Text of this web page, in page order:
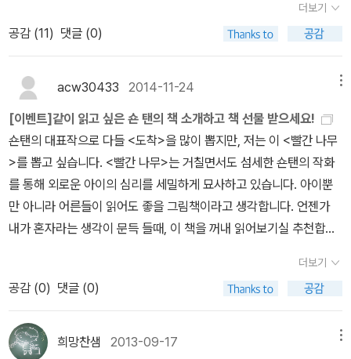
을 모아서 엮은 책이다.한번쯤 읽어봤던 책들도 있고, 처음 접하는 책
들도 있다.이런 류(?)의 책들은 대부분 읽다보면 책소개 느낌이 많이
드는데 이 책은 그런 느낌보다는 정말 위로가 되는 느낌이 든다.(물론
언급되었던 책들은 꼭 읽어보고 싶어진다)내가 읽었을 때의 느낌과
저자가 처방전으로 내어놓았을 때가 참 많이 다르다.놓치고 있었던
면도 있고, 이렇게 생각할 수도 있구나 감탄하게도 된다.고민이 없는
사람도 있을까? 고민할 수록 더 큰 고민이 될 때가 많아서 나는 묻어
두는 편이다.에디터C에게 고민을 털어놓은 대부분은 나도 공감하는
혹은 예전에 고민이 되었던 그런 고민들이다.사람 사는게 별반 다르
지 않구나, 나만 그런게 아니구나...'빨강머리앤이 하는 말'에서 읽었
던 그 구절이 또한번 와 닿는 순간들이었다.고민과 그 고민에 대한 처
방전으로 그림책을 추천하는 정도였다면 이 책이 이렇게까지 마음에
남아있지는 않을 것이다.그건, 적어도 나보다는 어린(그렇다고 세상
주니독자 역시 무장해제되는 것은 아니었을까?'인간이 언제 위로받
는 줄 알아?쟤도 나처럼 힘들구나! 바로 비극의 보편성을 느낄 때
더보기
공감 (11) 댓글 (0)
acw30433 2014-11-24
[이벤트]같이 읽고 싶은 숀 탠의 책 소개하고 책 선물 받으세요!
숀탠의 대표작으로 다들 <도착>을 많이 뽑지만, 저는 이 <빨간 나무
>를 뽑고 싶습니다. <빨간 나무>는 거칠면서도 섬세한 숀탠의 작화
를 통해 외로운 아이의 심리를 세밀하게 묘사하고 있습니다. 아이뿐
만 아니라 어른들이 읽어도 좋을 그림책이라고 생각합니다. 언젠가
내가 혼자라는 생각이 문득 들때, 이 책을 꺼내 읽어보기실 추천합니
더보기
공감 (0) 댓글 (0)
희망찬샘 2013-09-17